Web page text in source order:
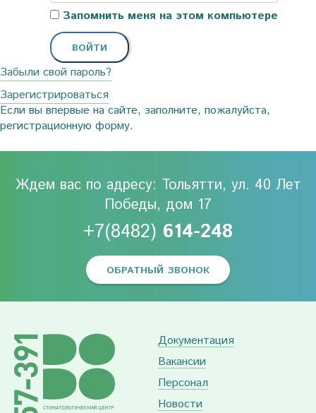
Запомнить меня на этом компьютере
Забыли свой пароль?
Зарегистрироваться
Если вы впервые на сайте, заполните, пожалуйста,
регистрационную форму.
Ждем вас по адресу: Тольятти, ул. 40 Лет
Победы, дом 17
+7(8482) 614-248
ОБРАТНЫЙ ЗВОНОК
Документация
Вакансии
Персонал
Новости